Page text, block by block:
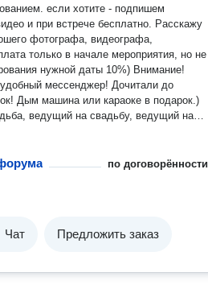
- подпишем
нужной даты 10%) Внимание!
мессенджер! Дочитали до
ведущий на свадьбу, ведущий на
на день рождения, день
дискотека, диджей, dj,
телеведущий, свадебный ведущий,
профессиональный ведущий,
по договорённости
Чат Предложить заказ